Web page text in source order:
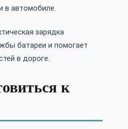
в автомобиле.
зарядка
батареи и помогает
в дороге.
к